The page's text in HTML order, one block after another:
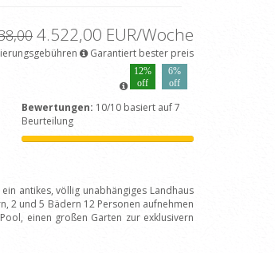
4.522,00 EUR/Woche
Garantiert bester preis
12%
off
6%
off
Bewertungen: 10/10 basiert auf 7
Beurteilung
antikes, völlig unabhängiges Landhaus
2 und 5 Bädern 12 Personen aufnehmen
einen großen Garten zur exklusivern